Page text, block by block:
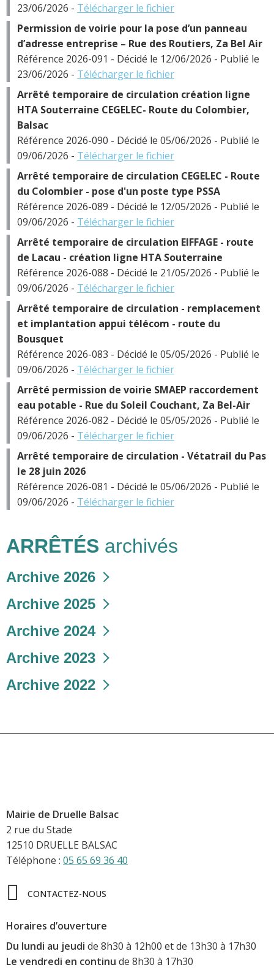
23/06/2026 - Télécharger le fichier
Permission de voirie pour la pose d’un panneau
d’adresse entreprise – Rue des Routiers, Za Bel Air
Référence 2026-091 - Décidé le 12/06/2026 - Publié le
23/06/2026 - Télécharger le fichier
Arrêté temporaire de circulation création ligne
HTA Souterraine CEGELEC- Route du Colombier,
Balsac
Référence 2026-090 - Décidé le 05/06/2026 - Publié le
09/06/2026 - Télécharger le fichier
Arrêté temporaire de circulation CEGELEC - Route
du Colombier - pose d'un poste type PSSA
Référence 2026-089 - Décidé le 12/05/2026 - Publié le
09/06/2026 - Télécharger le fichier
Arrêté temporaire de circulation EIFFAGE - route
de Lacau - création ligne HTA Souterraine
Référence 2026-088 - Décidé le 21/05/2026 - Publié le
09/06/2026 - Télécharger le fichier
Arrêté temporaire de circulation - remplacement
et implantation appui télécom - route du
Bousquet
Référence 2026-083 - Décidé le 05/05/2026 - Publié le
09/06/2026 - Télécharger le fichier
Arrêté permission de voirie SMAEP raccordement
eau potable - Rue du Soleil Couchant, Za Bel-Air
Référence 2026-082 - Décidé le 05/05/2026 - Publié le
09/06/2026 - Télécharger le fichier
Arrêté temporaire de circulation - Vétatrail du Pas
le 28 juin 2026
Référence 2026-081 - Décidé le 05/06/2026 - Publié le
09/06/2026 - Télécharger le fichier
ARRÊTÉS archivés
Archive 2026
Archive 2025
Archive 2024
Archive 2023
Archive 2022
Mairie de Druelle Balsac
2 rue du Stade
12510 DRUELLE BALSAC
Téléphone : 05 65 69 36 40
CONTACTEZ-NOUS
Horaires d’ouverture
Du lundi au jeudi de 8h30 à 12h00 et de 13h30 à 17h30
Le vendredi en continu de 8h30 à 17h30